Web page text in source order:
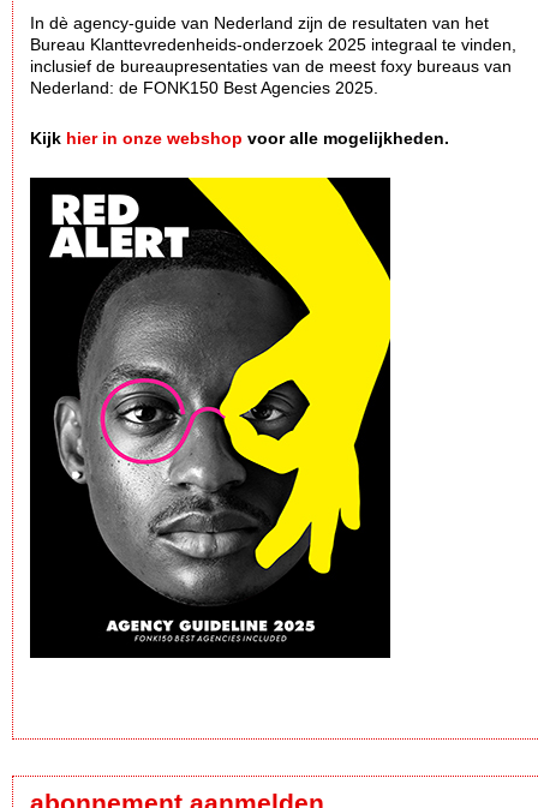
In dè agency-guide van Nederland zijn de resultaten van het
Bureau Klanttevredenheids-onderzoek 2025 integraal te vinden,
inclusief de bureaupresentaties van de meest foxy bureaus van
Nederland: de FONK150 Best Agencies 2025.
Kijk hier in onze webshop voor alle mogelijkheden.